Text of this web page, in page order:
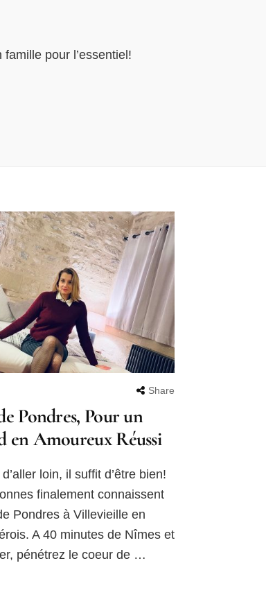
pour l’essentiel!
Share
Pondres, Pour un
en Amoureux Réussi
loin, il suffit d’être bien!
finalement connaissent
Pondres à Villevieille en
A 40 minutes de Nîmes et
pénétrez le coeur de …